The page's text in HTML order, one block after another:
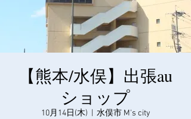
【熊本/水俣】出張au
ショップ
10月14日(木) 水俣市 M's city